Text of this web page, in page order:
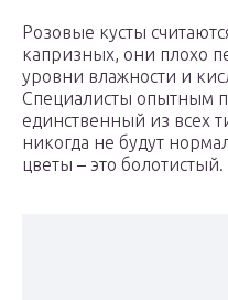
Розовые кусты
капризных, они плохо
уровни влажности и
Специалисты опытным
единственный из всех
никогда не будут
цветы – это болотистый.